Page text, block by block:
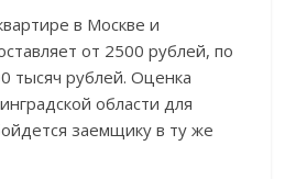
в Москве и
от 2500 рублей, по
тысяч рублей. Оценка
области для
заемщику в ту же